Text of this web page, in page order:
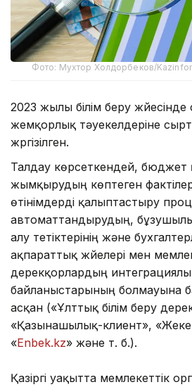
Фото: Мухтор Холдорбеков/
2023 жылы білім беру
жемқорлық тәуекелдеріне
жүргізілген.
Талдау көрсеткендей, бюджет
жымқырудың көптеген
өтінімдерді қалыптастыру
автоматтандырудың,
алу тетіктерінің және
ақпараттық жүйелері мен
дерекқорлардың
байланыстарының болмауына
асқан («Ұлттық білім беру
«Қазынашылық-клиент», «Жеке
«Enbek.kz» және т. б.).
Қазіргі уақытта мемлекеттік